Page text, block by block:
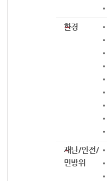
환경
재난/안전/
민방위